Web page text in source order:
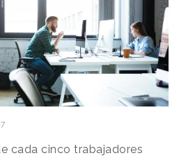
cada cinco trabajadores